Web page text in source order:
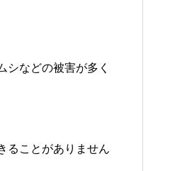
シなどの被害が多く
ることがありません